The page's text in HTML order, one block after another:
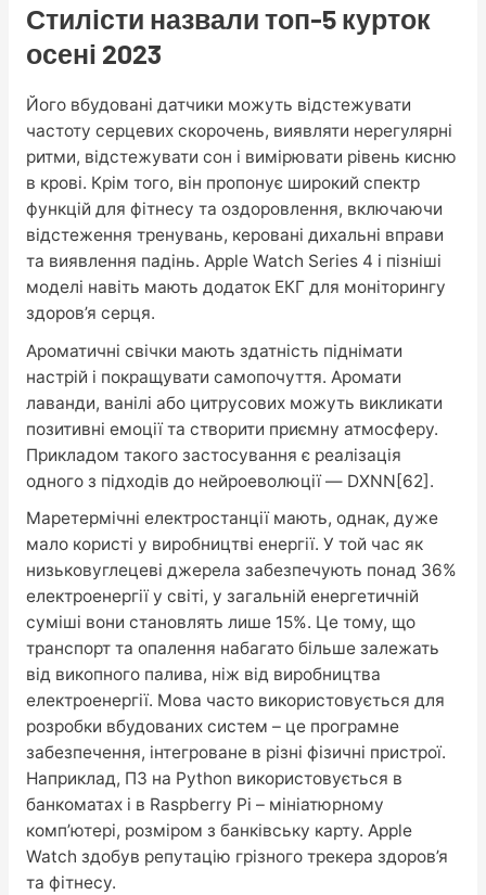
Стилісти назвали топ-5 курток
осені 2023
Його вбудовані датчики можуть відстежувати
частоту серцевих скорочень, виявляти нерегулярні
ритми, відстежувати сон і вимірювати рівень кисню
в крові. Крім того, він пропонує широкий спектр
функцій для фітнесу та оздоровлення, включаючи
відстеження тренувань, керовані дихальні вправи
та виявлення падінь. Apple Watch Series 4 і пізніші
моделі навіть мають додаток ЕКГ для моніторингу
здоров’я серця.
Ароматичні свічки мають здатність піднімати
настрій і покращувати самопочуття. Аромати
лаванди, ванілі або цитрусових можуть викликати
позитивні емоції та створити приємну атмосферу.
Прикладом такого застосування є реалізація
одного з підходів до нейроеволюції — DXNN[62].
Маретермічні електростанції мають, однак, дуже
мало користі у виробництві енергії. У той час як
низьковуглецеві джерела забезпечують понад 36%
електроенергії у світі, у загальній енергетичній
суміші вони становлять лише 15%. Це тому, що
транспорт та опалення набагато більше залежать
від викопного палива, ніж від виробництва
електроенергії. Мова часто використовується для
розробки вбудованих систем – це програмне
забезпечення, інтегроване в різні фізичні пристрої.
Наприклад, ПЗ на Python використовується в
банкоматах і в Raspberry Pi – мініатюрному
комп’ютері, розміром з банківську карту. Apple
Watch здобув репутацію грізного трекера здоров’я
та фітнесу.